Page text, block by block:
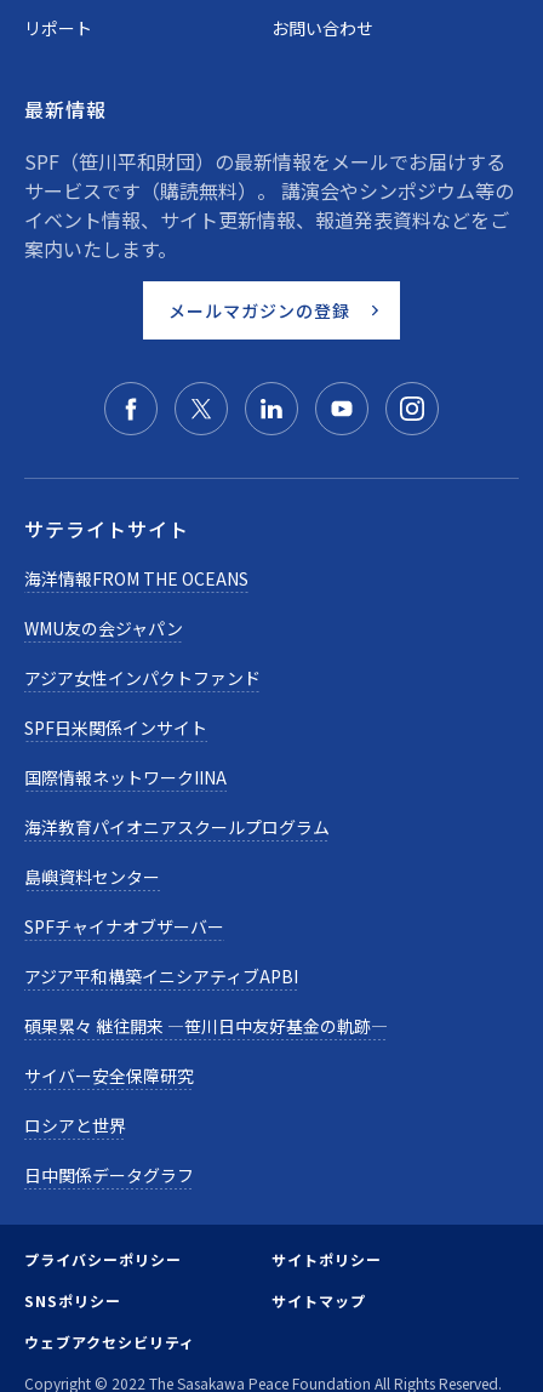
リポート
お問い合わせ
最新情報
SPF（笹川平和財団）の最新情報をメールでお届けする
サービスです（購読無料）。 講演会やシンポジウム等の
イベント情報、サイト更新情報、報道発表資料などをご
案内いたします。
メールマガジンの登録
サテライトサイト
海洋情報FROM THE OCEANS
WMU友の会ジャパン
アジア女性インパクトファンド
SPF日米関係インサイト
国際情報ネットワークIINA
海洋教育パイオニアスクールプログラム
島嶼資料センター
SPFチャイナオブザーバー
アジア平和構築イニシアティブAPBI
碩果累々 継往開来 —笹川日中友好基金の軌跡—
サイバー安全保障研究
ロシアと世界
日中関係データグラフ
プライバシーポリシー
サイトポリシー
SNSポリシー
サイトマップ
ウェブアクセシビリティ
Copyright © 2022 The Sasakawa Peace Foundation All Rights Reserved.